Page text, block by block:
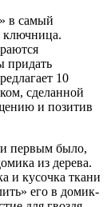
в самый
придать
10
сделанной
и позитив
и первым было,
из дерева.
и кусочка ткани
его в домик-